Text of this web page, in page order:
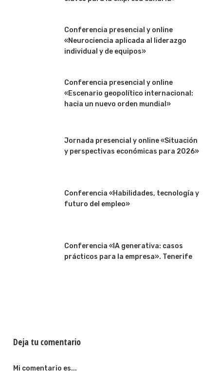
Conferencia presencial y online
«Neurociencia aplicada al liderazgo
individual y de equipos»
Conferencia presencial y online
«Escenario geopolítico internacional:
hacia un nuevo orden mundial»
Jornada presencial y online «Situación
y perspectivas económicas para 2026»
Conferencia «Habilidades, tecnología y
futuro del empleo»
Conferencia «IA generativa: casos
prácticos para la empresa». Tenerife
Deja tu comentario
Mi comentario es...